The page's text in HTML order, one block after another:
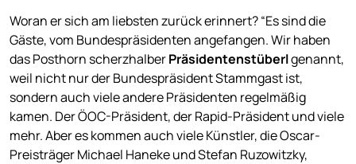
Woran er sich am liebsten zurück erinnert? “Es sind die
Gäste, vom Bundespräsidenten angefangen. Wir haben
das Posthorn scherzhalberPräsidentenstüberlgenannt,
weil nicht nur der Bundespräsident Stammgast ist,
sondern auch viele andere Präsidenten regelmäßig
kamen. Der ÖOC-Präsident, der Rapid-Präsident und viele
mehr. Aber es kommen auch viele Künstler, die Oscar-
Preisträger Michael Haneke und Stefan Ruzowitzky,